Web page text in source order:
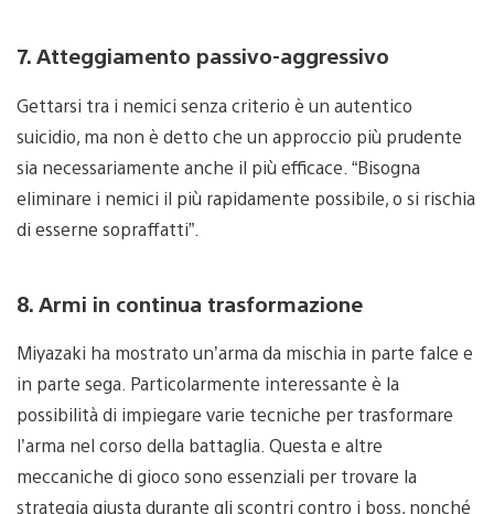
7. Atteggiamento passivo-aggressivo
Gettarsi tra i nemici senza criterio è un autentico
suicidio, ma non è detto che un approccio più prudente
sia necessariamente anche il più efficace. “Bisogna
eliminare i nemici il più rapidamente possibile, o si rischia
di esserne sopraffatti”.
8. Armi in continua trasformazione
Miyazaki ha mostrato un’arma da mischia in parte falce e
in parte sega. Particolarmente interessante è la
possibilità di impiegare varie tecniche per trasformare
l’arma nel corso della battaglia. Questa e altre
meccaniche di gioco sono essenziali per trovare la
strategia giusta durante gli scontri contro i boss, nonché